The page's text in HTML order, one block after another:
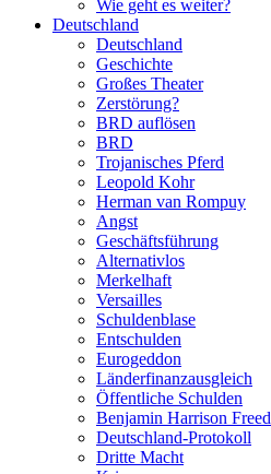
Wie geht es weiter?
Deutschland
Deutschland
Geschichte
Großes Theater
Zerstörung?
BRD auflösen
BRD
Trojanisches Pferd
Leopold Kohr
Herman van Rompuy
Angst
Geschäftsführung
Alternativlos
Merkelhaft
Versailles
Schuldenblase
Entschulden
Eurogeddon
Länderfinanzausgleich
Öffentliche Schulden
Benjamin Harrison
Deutschland-Protokoll
Dritte Macht